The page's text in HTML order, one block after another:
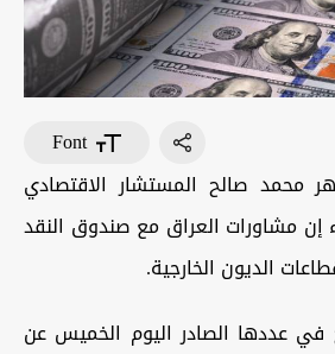
Font
محمد صالح المستشار الاقتصادي
إن مشاورات العراق مع صندوق النقد
الديون الخارجية.
في عددها الصادر اليوم الخميس عن